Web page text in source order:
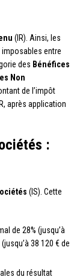
(IR). Ainsi, les
imposables entre
des Bénéfices
Non
de l’impôt
après application
:
(IS). Cette
de 28% (jusqu’à
38 120 € de
du résultat